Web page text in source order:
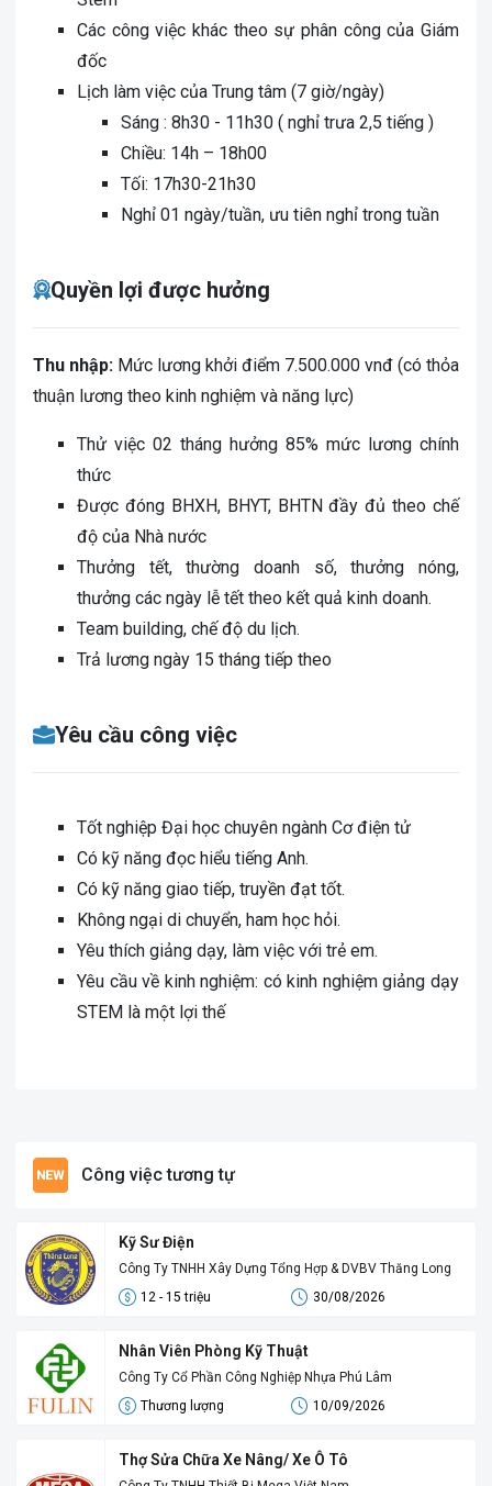
Các công việc khác theo sự phân công của Giám
đốc
Lịch làm việc của Trung tâm (7 giờ/ngày)
Sáng : 8h30 - 11h30 ( nghỉ trưa 2,5 tiếng )
Chiều: 14h – 18h00
Tối: 17h30-21h30
Nghỉ 01 ngày/tuần, ưu tiên nghỉ trong tuần
Quyền lợi được hưởng
Thu nhập: Mức lương khởi điểm 7.500.000 vnđ (có thỏa
thuận lương theo kinh nghiệm và năng lực)
Thử việc 02 tháng hưởng 85% mức lương chính
thức
Được đóng BHXH, BHYT, BHTN đầy đủ theo chế
độ của Nhà nước
Thưởng tết, thường doanh số, thưởng nóng,
thưởng các ngày lễ tết theo kết quả kinh doanh.
Team building, chế độ du lịch.
Trả lương ngày 15 tháng tiếp theo
Yêu cầu công việc
Tốt nghiệp Đại học chuyên ngành Cơ điện tử
Có kỹ năng đọc hiểu tiếng Anh.
Có kỹ năng giao tiếp, truyền đạt tốt.
Không ngại di chuyển, ham học hỏi.
Yêu thích giảng dạy, làm việc với trẻ em.
Yêu cầu về kinh nghiệm: có kinh nghiệm giảng dạy
STEM là một lợi thế
Công việc tương tự
Kỹ Sư Điện
Công Ty TNHH Xây Dựng Tổng Hợp & DVBV Thăng Long
12 - 15 triệu
30/08/2026
Nhân Viên Phòng Kỹ Thuật
Công Ty Cổ Phần Công Nghiệp Nhựa Phú Lâm
Thương lượng
10/09/2026
Thợ Sửa Chữa Xe Nâng/ Xe Ô Tô